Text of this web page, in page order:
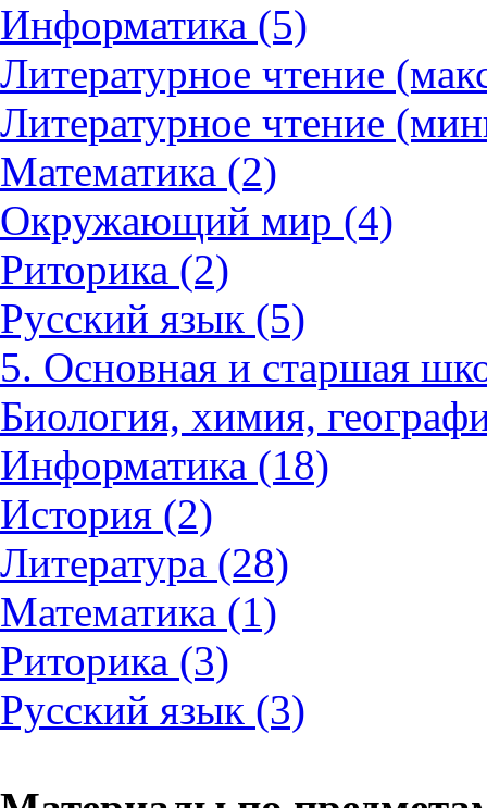
Информатика (5)
Литературное чтение
Литературное чтение
Математика (2)
Окружающий мир (4)
Риторика (2)
Русский язык (5)
5. Основная и старшая
Биология, химия,
Информатика (18)
История (2)
Литература (28)
Математика (1)
Риторика (3)
Русский язык (3)